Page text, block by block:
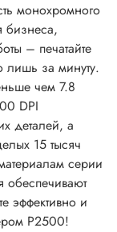
монохромного
– печатайте
лишь за минуту.
чем 7.8
DPI
деталей, а
15 тысяч
серии
обеспечивают
эффективно и
P2500!